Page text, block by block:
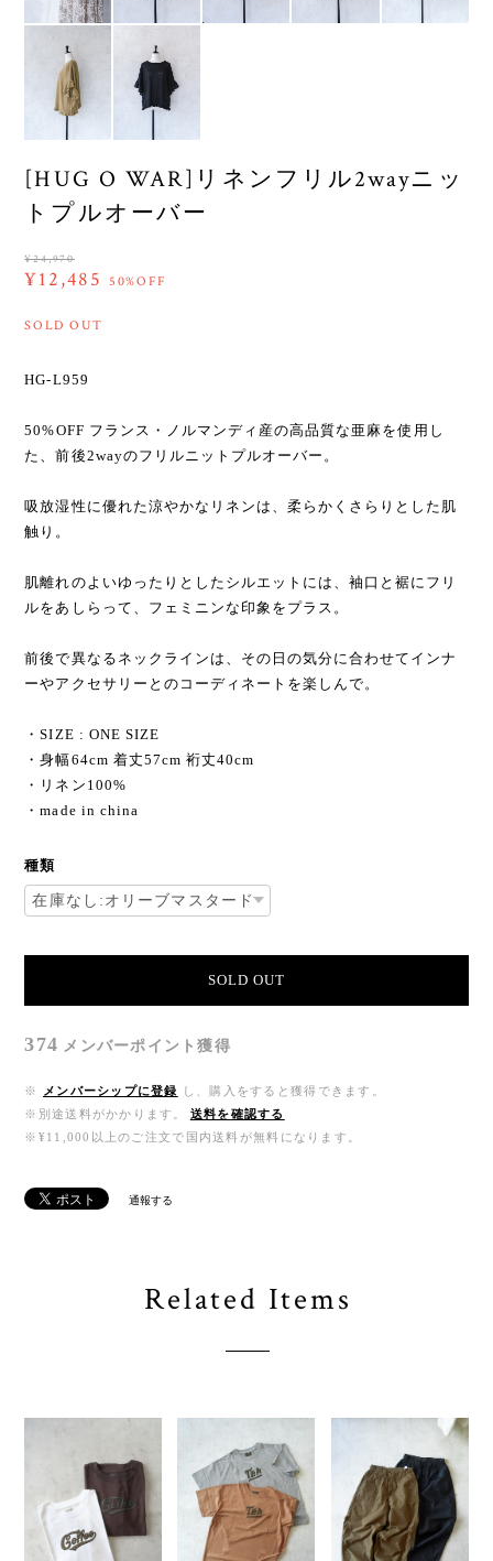
[HUG O WAR]リネンフリル2wayニッ
トプルオーバー
¥24,970
¥12,485 50%OFF
SOLD OUT
HG-L959
50%OFF フランス・ノルマンディ産の高品質な亜麻を使用し
た、前後2wayのフリルニットプルオーバー。
吸放湿性に優れた涼やかなリネンは、柔らかくさらりとした肌
触り。
肌離れのよいゆったりとしたシルエットには、袖口と裾にフリ
ルをあしらって、フェミニンな印象をプラス。
前後で異なるネックラインは、その日の気分に合わせてインナ
ーやアクセサリーとのコーディネートを楽しんで。
・SIZE : ONE SIZE
・身幅64cm 着丈57cm 裄丈40cm
・リネン100%
・made in china
種類
SOLD OUT
374 メンバーポイント獲得
※ メンバーシップに登録
し、購入をすると獲得できます。
※別途送料がかかります。
送料を確認する
※¥11,000以上のご注文で国内送料が無料になります。
通報する
Related Items